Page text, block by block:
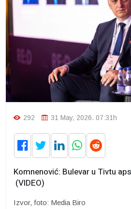
292 31 May, 2026. 07:31h
Komnenović: Bulevar u Tivtu
(VIDEO)
Izvor, foto: Media Biro